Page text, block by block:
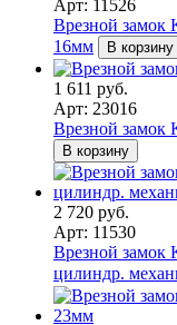
Арт: 11526
Врезной замок
16мм
В корзину
1 611 руб.
Арт: 23016
Врезной замок
В корзину
2 720 руб.
Арт: 11530
Врезной замок
цилиндр.